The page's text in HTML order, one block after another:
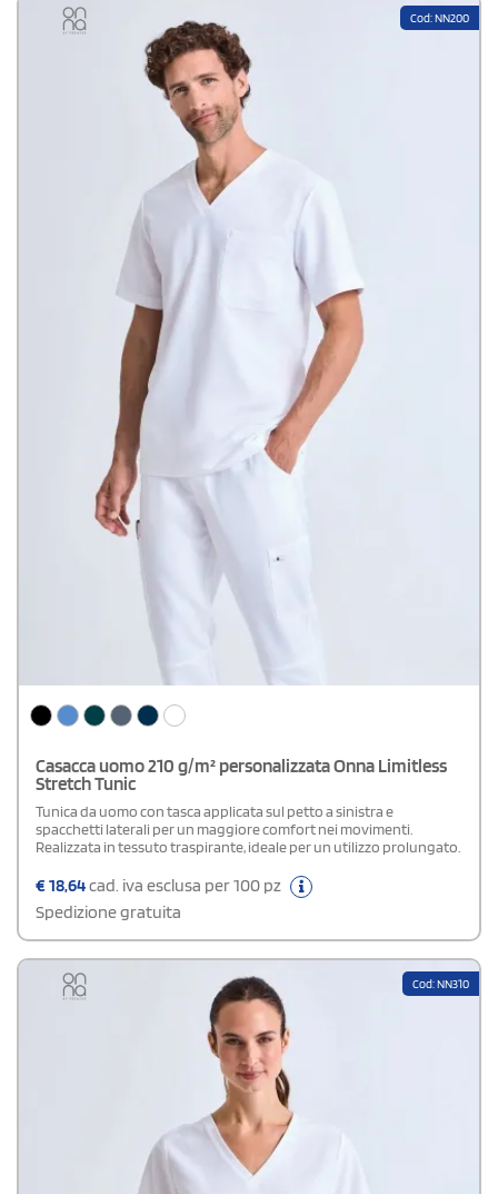
Cod: NN200
Casacca uomo 210 g/m² personalizzata Onna Limitless
Stretch Tunic
Tunica da uomo con tasca applicata sul petto a sinistra e
spacchetti laterali per un maggiore comfort nei movimenti.
Realizzata in tessuto traspirante, ideale per un utilizzo prolungato.
€18,64cad. iva esclusa per 100 pz
Spedizione gratuita
Cod: NN310